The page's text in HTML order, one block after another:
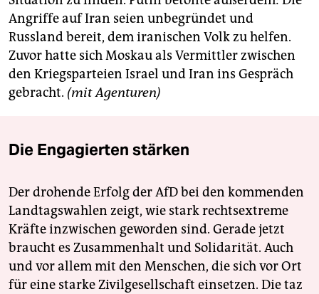
Angriffe auf Iran seien unbegründet und
Russland bereit, dem iranischen Volk zu helfen.
Zuvor hatte sich Moskau als Vermittler zwischen
den Kriegsparteien Israel und Iran ins Gespräch
gebracht. (mit Agenturen)
Die Engagierten stärken
Der drohende Erfolg der AfD bei den kommenden
Landtagswahlen zeigt, wie stark rechtsextreme
Kräfte inzwischen geworden sind. Gerade jetzt
braucht es Zusammenhalt und Solidarität. Auch
und vor allem mit den Menschen, die sich vor Ort
für eine starke Zivilgesellschaft einsetzen. Die taz